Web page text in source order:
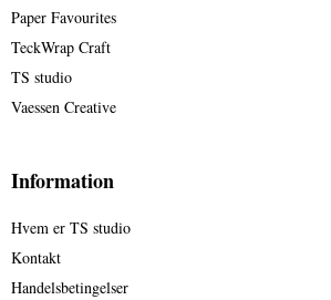
Paper Favourites
TeckWrap Craft
TS studio
Vaessen Creative
Information
Hvem er TS studio
Kontakt
Handelsbetingelser